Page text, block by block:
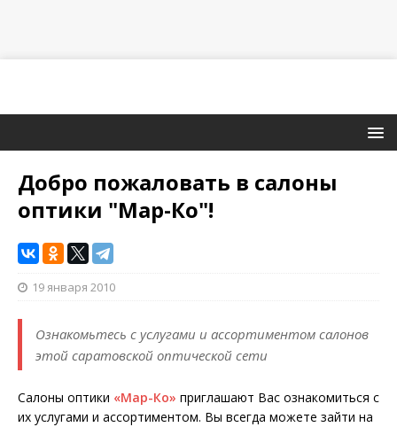
Добро пожаловать в салоны
оптики "Мар-Ко"!
19 января 2010
Ознакомьтесь с услугами и ассортиментом салонов
этой саратовской оптической сети
Салоны оптики «Мар-Ко» приглашают Вас ознакомиться с
их услугами и ассортиментом. Вы всегда можете зайти на